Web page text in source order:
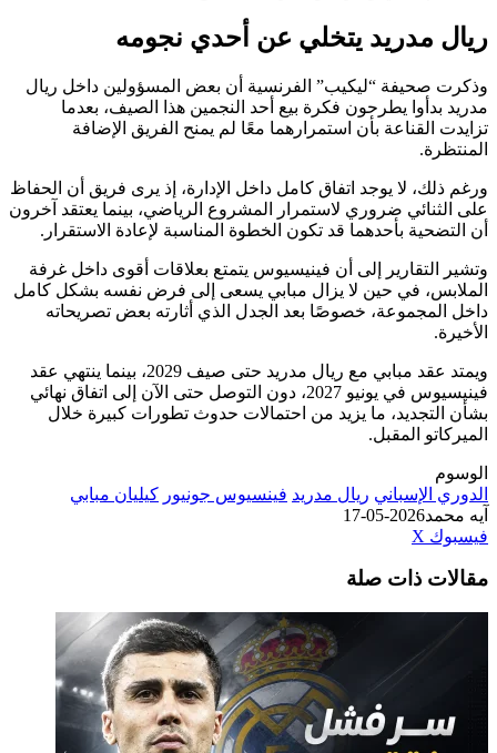
ريال مدريد يتخلي عن أحدي نجومه
وذكرت صحيفة “ليكيب” الفرنسية أن بعض المسؤولين داخل ريال
مدريد بدأوا يطرحون فكرة بيع أحد النجمين هذا الصيف، بعدما
تزايدت القناعة بأن استمرارهما معًا لم يمنح الفريق الإضافة
المنتظرة.
ورغم ذلك، لا يوجد اتفاق كامل داخل الإدارة، إذ يرى فريق أن الحفاظ
على الثنائي ضروري لاستمرار المشروع الرياضي، بينما يعتقد آخرون
أن التضحية بأحدهما قد تكون الخطوة المناسبة لإعادة الاستقرار.
وتشير التقارير إلى أن فينيسيوس يتمتع بعلاقات أقوى داخل غرفة
الملابس، في حين لا يزال مبابي يسعى إلى فرض نفسه بشكل كامل
داخل المجموعة، خصوصًا بعد الجدل الذي أثارته بعض تصريحاته
الأخيرة.
ويمتد عقد مبابي مع ريال مدريد حتى صيف 2029، بينما ينتهي عقد
فينيسيوس في يونيو 2027، دون التوصل حتى الآن إلى اتفاق نهائي
بشأن التجديد، ما يزيد من احتمالات حدوث تطورات كبيرة خلال
الميركاتو المقبل.
الوسوم
الدوري الإسباني ريال مدريد فينسيوس جونيور كيليان مبابي
آيه محمد2026-05-17
فيسبوك ‫X
البريد
مقالات ذات صلة